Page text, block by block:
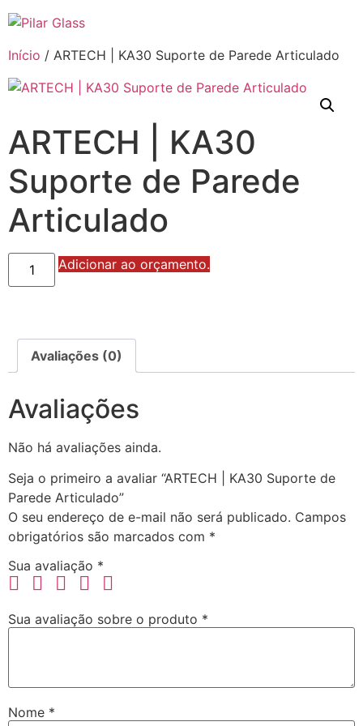
Início / ARTECH | KA30 Suporte de Parede Articulado
ARTECH | KA30
Suporte de Parede
Articulado
ARTECH
KA30
Articulado
quantidade
Adicionar ao orçamento.
Avaliações (0)
Avaliações
Não há avaliações ainda.
Seja o primeiro a avaliar “ARTECH | KA30 Suporte de
Parede Articulado”
O seu endereço de e-mail não será publicado. Campos
obrigatórios são marcados com *
Sua avaliação *
Sua avaliação sobre o produto *
Nome *